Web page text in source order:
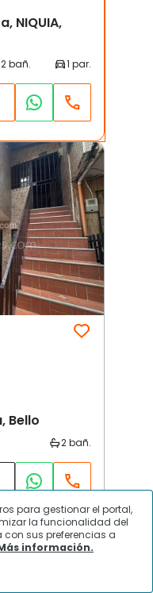
NIQUIA,
Bello
para gestionar el portal,
la funcionalidad del
sus preferencias a
información.